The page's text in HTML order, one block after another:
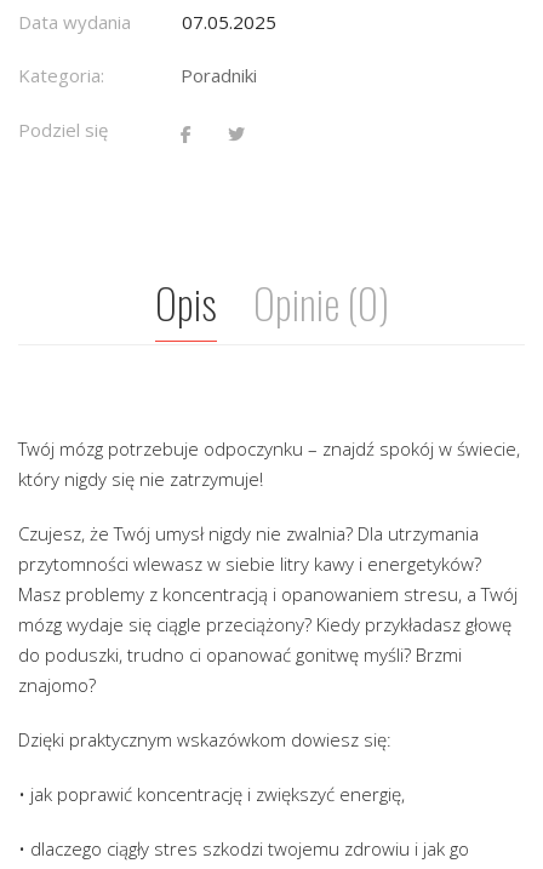
Data wydania 07.05.2025
Kategoria: Poradniki
Podziel się
Opis Opinie (0)
Twój mózg potrzebuje odpoczynku – znajdź spokój w świecie,
który nigdy się nie zatrzymuje!
Czujesz, że Twój umysł nigdy nie zwalnia? Dla utrzymania
przytomności wlewasz w siebie litry kawy i energetyków?
Masz problemy z koncentracją i opanowaniem stresu, a Twój
mózg wydaje się ciągle przeciążony? Kiedy przykładasz głowę
do poduszki, trudno ci opanować gonitwę myśli? Brzmi
znajomo?
Dzięki praktycznym wskazówkom dowiesz się:
• jak poprawić koncentrację i zwiększyć energię,
• dlaczego ciągły stres szkodzi twojemu zdrowiu i jak go